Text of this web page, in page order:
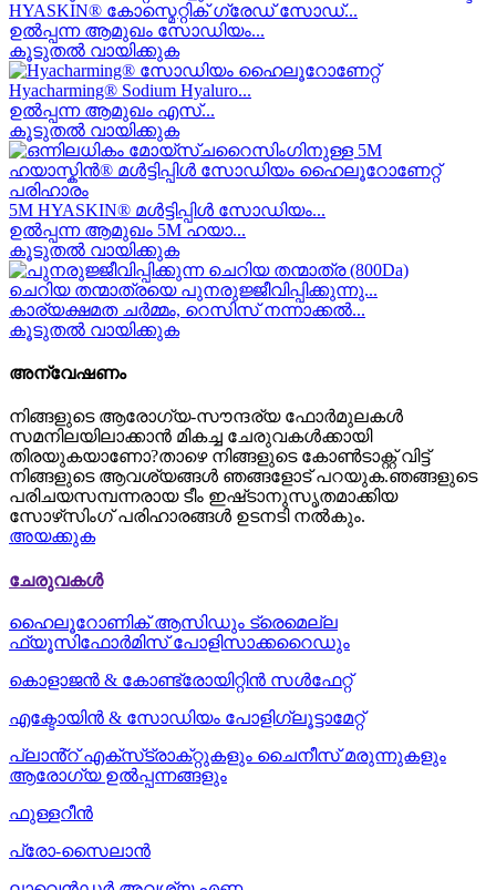
HYASKIN® കോസ്മെറ്റിക് ഗ്രേഡ് സോഡ്...
ഉൽപ്പന്ന ആമുഖം സോഡിയം...
കൂടുതൽ വായിക്കുക
Hyacharming® Sodium Hyaluro...
ഉൽപ്പന്ന ആമുഖം എസ്...
കൂടുതൽ വായിക്കുക
5M HYASKIN® മൾട്ടിപ്പിൾ സോഡിയം...
ഉൽപ്പന്ന ആമുഖം 5M ഹയാ...
കൂടുതൽ വായിക്കുക
ചെറിയ തന്മാത്രയെ പുനരുജ്ജീവിപ്പിക്കുന്നു...
കാര്യക്ഷമത ചർമ്മം, റെസിസ് നന്നാക്കൽ...
കൂടുതൽ വായിക്കുക
അന്വേഷണം
നിങ്ങളുടെ ആരോഗ്യ-സൗന്ദര്യ ഫോർമുലകൾ
സമനിലയിലാക്കാൻ മികച്ച ചേരുവകൾക്കായി
തിരയുകയാണോ?താഴെ നിങ്ങളുടെ കോൺടാക്റ്റ് വിട്ട്
നിങ്ങളുടെ ആവശ്യങ്ങൾ ഞങ്ങളോട് പറയുക.ഞങ്ങളുടെ
പരിചയസമ്പന്നരായ ടീം ഇഷ്‌ടാനുസൃതമാക്കിയ
സോഴ്‌സിംഗ് പരിഹാരങ്ങൾ ഉടനടി നൽകും.
അയക്കുക
ചേരുവകൾ
ഹൈലൂറോണിക് ആസിഡും ട്രെമെല്ല
ഫ്യൂസിഫോർമിസ് പോളിസാക്കറൈഡും
കൊളാജൻ & കോണ്ട്രോയിറ്റിൻ സൾഫേറ്റ്
എക്ടോയിൻ & സോഡിയം പോളിഗ്ലൂട്ടാമേറ്റ്
പ്ലാൻ്റ് എക്‌സ്‌ട്രാക്‌റ്റുകളും ചൈനീസ് മരുന്നുകളും
ആരോഗ്യ ഉൽപ്പന്നങ്ങളും
ഫുള്ളറീൻ
പ്രോ-സൈലാൻ